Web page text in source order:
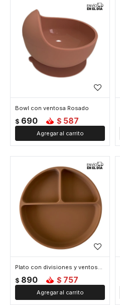
Bowl con ventosa Rosado
$ 690 $ 587
Plato con divisiones y ventosa Marrón
$ 890 $ 757